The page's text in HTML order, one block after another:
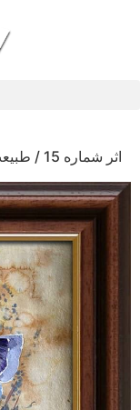
اثر شماره 15 / طبیعت زیبا